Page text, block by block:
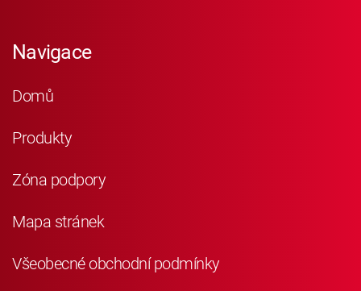
Navigace
Domů
Produkty
Zóna podpory
Mapa stránek
Všeobecné obchodní podmínky